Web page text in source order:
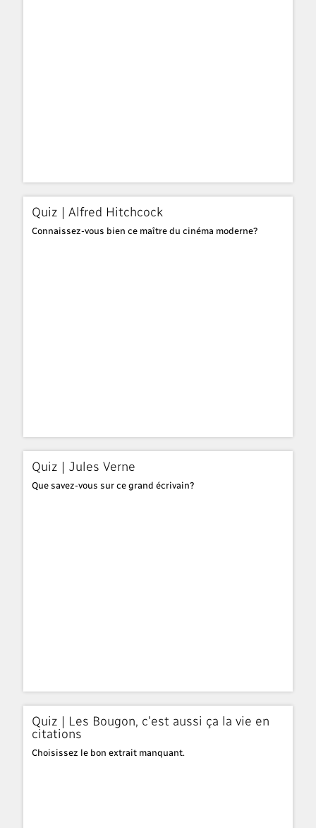
Quiz | Alfred Hitchcock
Connaissez-vous bien ce maître du cinéma moderne?
Quiz | Jules Verne
Que savez-vous sur ce grand écrivain?
Quiz | Les Bougon, c'est aussi ça la vie en
citations
Choisissez le bon extrait manquant.